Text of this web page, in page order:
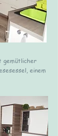
gemütlicher
einem